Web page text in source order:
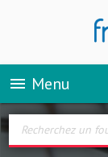
menu Menu